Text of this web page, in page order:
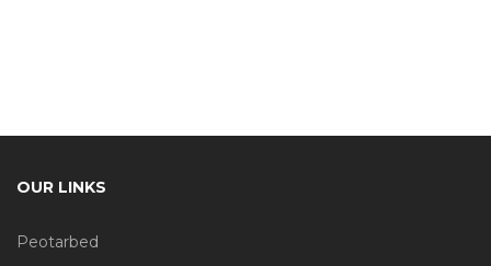
OUR LINKS
Peotarbed